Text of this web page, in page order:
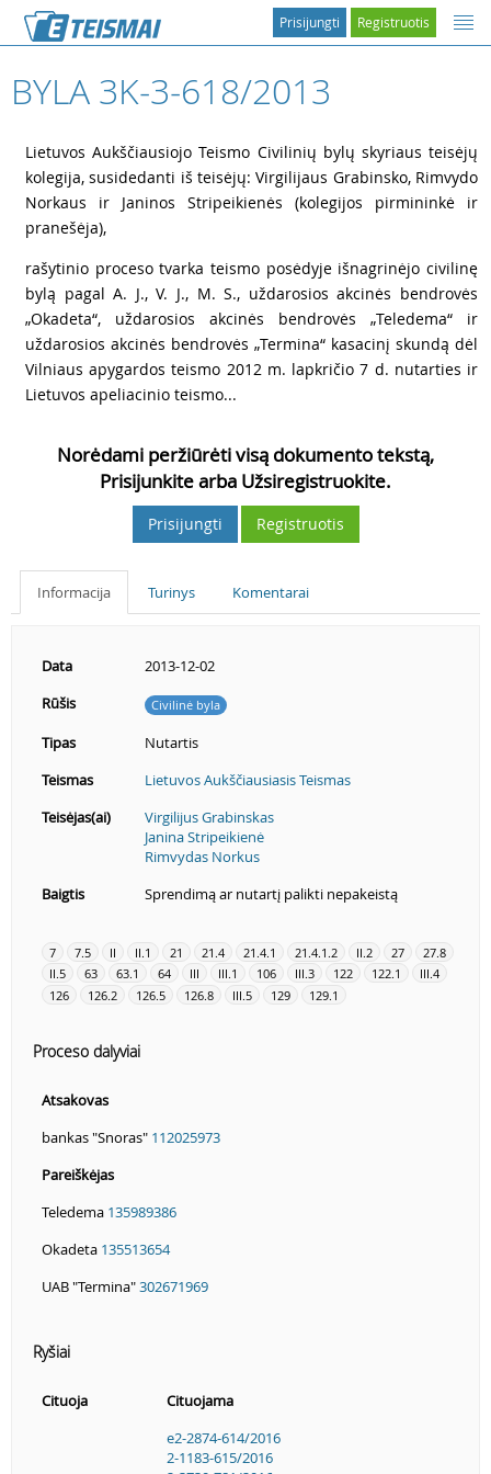
Registruotis
Prisijungti
BYLA 3K-3-618/2013
Lietuvos Aukščiausiojo Teismo Civilinių bylų skyriaus teisėjų
kolegija, susidedanti iš teisėjų: Virgilijaus Grabinsko, Rimvydo
Norkaus ir Janinos Stripeikienės (kolegijos pirmininkė ir
pranešėja),
rašytinio proceso tvarka teismo posėdyje išnagrinėjo civilinę
bylą pagal A. J., V. J., M. S., uždarosios akcinės bendrovės
„Okadeta“, uždarosios akcinės bendrovės „Teledema“ ir
uždarosios akcinės bendrovės „Termina“ kasacinį skundą dėl
Vilniaus apygardos teismo 2012 m. lapkričio 7 d. nutarties ir
Lietuvos apeliacinio teismo...
Norėdami peržiūrėti visą dokumento tekstą,
Prisijunkite arba Užsiregistruokite.
Prisijungti Registruotis
Informacija Turinys Komentarai
Data
2013-12-02
Rūšis
Civilinė byla
Tipas
Nutartis
Teismas
Lietuvos Aukščiausiasis Teismas
Teisėjas(ai)
Virgilijus Grabinskas
Janina Stripeikienė
Rimvydas Norkus
Baigtis
Sprendimą ar nutartį palikti nepakeistą
7 7.5 II II.1 21 21.4 21.4.1 21.4.1.2 II.2 27
27.8
II.5
63 63.1 64 III III.1 106 III.3 122 122.1
III.4
126
126.2 126.5 126.8 III.5 129 129.1
Proceso dalyviai
Atsakovas
bankas "Snoras" 112025973
Pareiškėjas
Teledema 135989386
Okadeta 135513654
UAB "Termina"302671969
Ryšiai
Cituoja
Cituojama
e2-2874-614/2016
2-1183-615/2016